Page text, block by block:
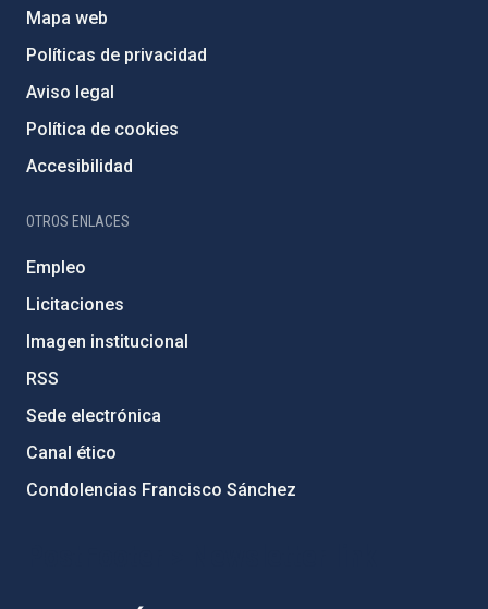
Mapa web
Políticas de privacidad
Aviso legal
Política de cookies
Accesibilidad
OTROS ENLACES
Empleo
Licitaciones
Imagen institucional
RSS
Sede electrónica
Canal ético
Condolencias Francisco Sánchez